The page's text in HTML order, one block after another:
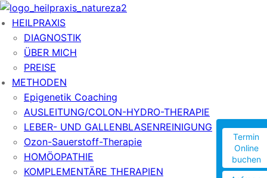
Termin
Online
buchen
HEILPRAXIS
DIAGNOSTIK
ÜBER MICH
PREISE
METHODEN
Epigenetik Coaching
AUSLEITUNG/COLON-HYDRO-THERAPIE
LEBER- UND GALLENBLASENREINIGUNG
Ozon-Sauerstoff-Therapie
HOMÖOPATHIE
KOMPLEMENTÄRE THERAPIEN